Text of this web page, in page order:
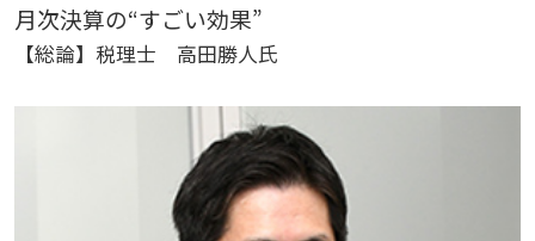
月次決算の“すごい効果”
【総論】税理士 高田勝人氏